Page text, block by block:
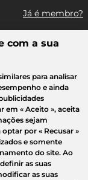
Já é membro?
venda...
Criança Beleza
com a sua
para analisar
e ainda
em « Aceito », aceita
sejam
optar por « Recusar »
e somente
do site. Ao
as suas
as suas